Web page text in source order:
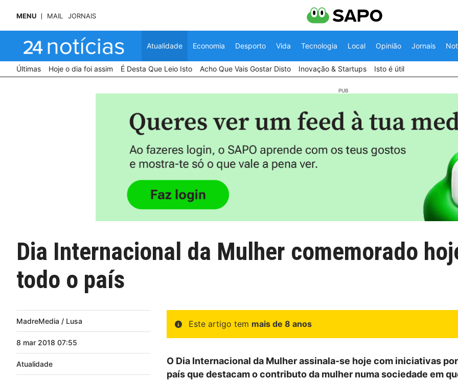
MENU MAIL JORNAIS
Atualidade Economia Desporto Vida Tecnologia Local Opinião Jornais
Últimas Hoje o dia foi assim É Desta Que Leio Isto Acho Que Vais Gostar Disto Inovação & Startups Isto é útil
Dia Internacional da Mulher comemorado
todo o país
MadreMedia / Lusa
8 mar 2018 07:55
Atualidade
Este artigo tem mais de 8 anos
O Dia Internacional da Mulher assinala-se hoje com iniciativas
país que destacam o contributo da mulher numa sociedade em